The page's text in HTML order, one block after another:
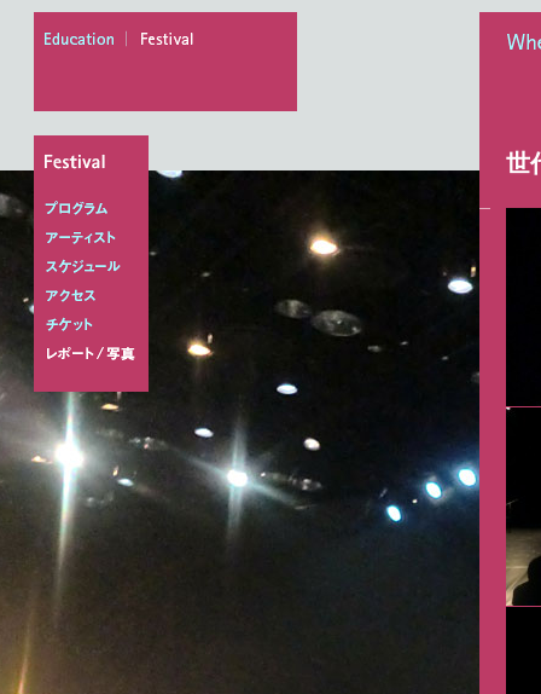
プログラム
アーティスト
スケジュール
アクセス
チケット
世